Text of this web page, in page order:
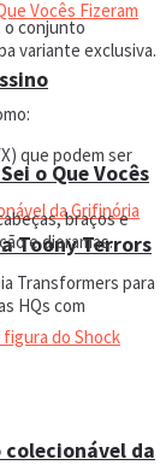
da
o Que Vocês
Toony Terrors
o conjunto
variante exclusiva.
que podem ser
braços e
e dioramas.
Transformers para
HQs com